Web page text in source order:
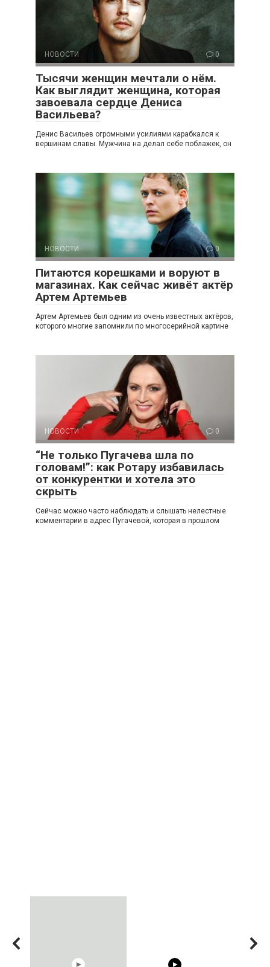
НОВОСТИ 0
Тысячи женщин мечтали о нём.
Как выглядит женщина, которая
завоевала сердце Дениса
Васильева?
Денис Васильев огромными усилиями карабкался к
вершинам славы. Мужчина на делал себе поблажек, он
НОВОСТИ 0
Питаются корешками и воруют в
магазинах. Как сейчас живёт актёр
Артем Артемьев
Артем Артемьев был одним из очень известных актёров,
которого многие запомнили по многосерийной картине
НОВОСТИ 0
“Не только Пугачева шла по
головам!”: как Ротару избавилась
от конкурентки и хотела это
скрыть
Сейчас можно часто наблюдать и слышать нелестные
комментарии в адрес Пугачевой, которая в прошлом